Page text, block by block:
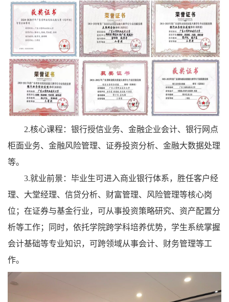
2.核心课程： 银行授信业务、金融企业会计、银行网点
柜面业务、金融风险管理、证券投资分析、金融大数据处理
等。
3.就业前景： 毕业生可进入商业银行体系，胜任客户经
理、大堂经理、信贷分析、财富管理、风险管理等核心岗
位；在证券与基金行业，可从事投资策略研究、资产配置分
析等工作；同时，依托学院跨学科培养优势，学生系统掌握
会计基础等专业知识，可跨领域从事会计、财务管理等工
作。